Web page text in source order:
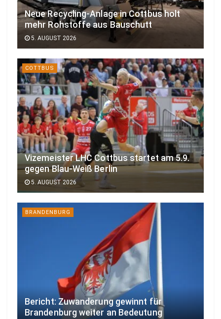
Neue Recycling-Anlage in Cottbus holt
mehr Rohstoffe aus Bauschutt
5. AUGUST 2026
COTTBUS
Vizemeister LHC Cottbus startet am 5.9.
gegen Blau-Weiß Berlin
5. AUGUST 2026
BRANDENBURG
Bericht: Zuwanderung gewinnt für
Brandenburg weiter an Bedeutung